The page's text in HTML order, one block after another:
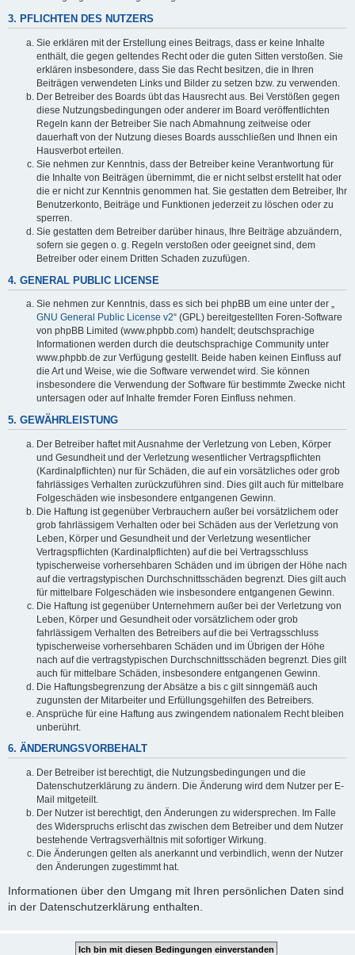
3. PFLICHTEN DES NUTZERS
Sie erklären mit der Erstellung eines Beitrags, dass er keine Inhalte
enthält, die gegen geltendes Recht oder die guten Sitten verstoßen. Sie
erklären insbesondere, dass Sie das Recht besitzen, die in Ihren
Beiträgen verwendeten Links und Bilder zu setzen bzw. zu verwenden.
Der Betreiber des Boards übt das Hausrecht aus. Bei Verstößen gegen
diese Nutzungsbedingungen oder anderer im Board veröffentlichten
Regeln kann der Betreiber Sie nach Abmahnung zeitweise oder
dauerhaft von der Nutzung dieses Boards ausschließen und Ihnen ein
Hausverbot erteilen.
Sie nehmen zur Kenntnis, dass der Betreiber keine Verantwortung für
die Inhalte von Beiträgen übernimmt, die er nicht selbst erstellt hat oder
die er nicht zur Kenntnis genommen hat. Sie gestatten dem Betreiber, Ihr
Benutzerkonto, Beiträge und Funktionen jederzeit zu löschen oder zu
sperren.
Sie gestatten dem Betreiber darüber hinaus, Ihre Beiträge abzuändern,
sofern sie gegen o. g. Regeln verstoßen oder geeignet sind, dem
Betreiber oder einem Dritten Schaden zuzufügen.
4. GENERAL PUBLIC LICENSE
Sie nehmen zur Kenntnis, dass es sich bei phpBB um eine unter der „
GNU General Public License v2“ (GPL) bereitgestellten Foren-Software
von phpBB Limited (www.phpbb.com) handelt; deutschsprachige
Informationen werden durch die deutschsprachige Community unter
www.phpbb.de zur Verfügung gestellt. Beide haben keinen Einfluss auf
die Art und Weise, wie die Software verwendet wird. Sie können
insbesondere die Verwendung der Software für bestimmte Zwecke nicht
untersagen oder auf Inhalte fremder Foren Einfluss nehmen.
5. GEWÄHRLEISTUNG
Der Betreiber haftet mit Ausnahme der Verletzung von Leben, Körper
und Gesundheit und der Verletzung wesentlicher Vertragspflichten
(Kardinalpflichten) nur für Schäden, die auf ein vorsätzliches oder grob
fahrlässiges Verhalten zurückzuführen sind. Dies gilt auch für mittelbare
Folgeschäden wie insbesondere entgangenen Gewinn.
Die Haftung ist gegenüber Verbrauchern außer bei vorsätzlichem oder
grob fahrlässigem Verhalten oder bei Schäden aus der Verletzung von
Leben, Körper und Gesundheit und der Verletzung wesentlicher
Vertragspflichten (Kardinalpflichten) auf die bei Vertragsschluss
typischerweise vorhersehbaren Schäden und im übrigen der Höhe nach
auf die vertragstypischen Durchschnittsschäden begrenzt. Dies gilt auch
für mittelbare Folgeschäden wie insbesondere entgangenen Gewinn.
Die Haftung ist gegenüber Unternehmern außer bei der Verletzung von
Leben, Körper und Gesundheit oder vorsätzlichem oder grob
fahrlässigem Verhalten des Betreibers auf die bei Vertragsschluss
typischerweise vorhersehbaren Schäden und im Übrigen der Höhe
nach auf die vertragstypischen Durchschnittsschäden begrenzt. Dies gilt
auch für mittelbare Schäden, insbesondere entgangenen Gewinn.
Die Haftungsbegrenzung der Absätze a bis c gilt sinngemäß auch
zugunsten der Mitarbeiter und Erfüllungsgehilfen des Betreibers.
Ansprüche für eine Haftung aus zwingendem nationalem Recht bleiben
unberührt.
6. ÄNDERUNGSVORBEHALT
Der Betreiber ist berechtigt, die Nutzungsbedingungen und die
Datenschutzerklärung zu ändern. Die Änderung wird dem Nutzer per E-
Mail mitgeteilt.
Der Nutzer ist berechtigt, den Änderungen zu widersprechen. Im Falle
des Widerspruchs erlischt das zwischen dem Betreiber und dem Nutzer
bestehende Vertragsverhältnis mit sofortiger Wirkung.
Die Änderungen gelten als anerkannt und verbindlich, wenn der Nutzer
den Änderungen zugestimmt hat.
Informationen über den Umgang mit Ihren persönlichen Daten sind
in der Datenschutzerklärung enthalten.